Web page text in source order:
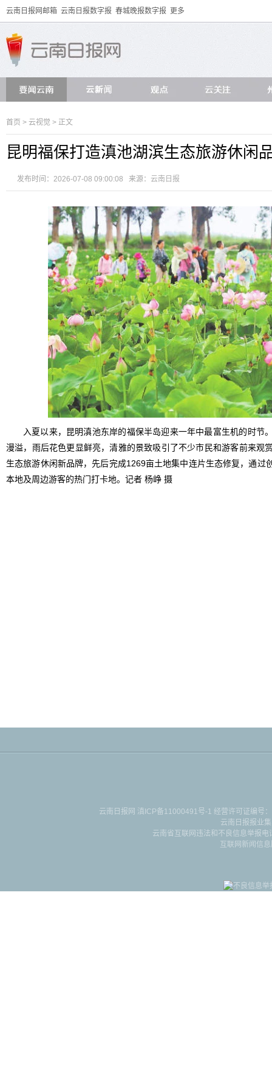
云南日报网邮箱 云南日报数字报 春城晚报数字报 更多
首页 > 云视觉 > 正文
昆明福保打造滇池湖滨生态旅游休闲
发布时间：2026-07-08 09:00:08 来源： 云南日报
入夏以来，昆明滇池东岸的福保半岛迎来一年中最富生机的时节
漫溢，雨后花色更显鲜亮，清雅的景致吸引了不少市民和游客前来观
生态旅游休闲新品牌，先后完成1269亩土地集中连片生态修复，通过
本地及周边游客的热门打卡地。记者 杨峥 摄
云南日报网 滇ICP备11000491号-1 经营许可证编号
云南日报报业
云南省互联网违法和不良信息举报
互联网新闻信